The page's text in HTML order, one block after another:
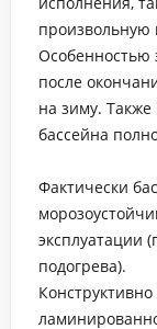
произвольную
Особенностью
после
на зиму. Также
бассейна
Фактически
эксплуатации
подогрева).